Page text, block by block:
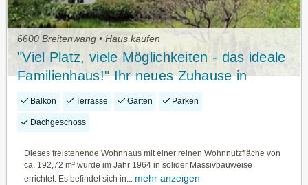
6600 Breitenwang • Haus kaufen
"Viel Platz, viele Möglichkeiten - das ideale
Familienhaus!" Ihr neues Zuhause in
Breitenwang
Balkon Terrasse Garten Parken
Dachgeschoss
Dieses freistehende Wohnhaus mit einer reinen Wohnnutzfläche von
ca. 192,72 m² wurde im Jahr 1964 in solider Massivbauweise
errichtet. Es befindet sich in... mehr anzeigen